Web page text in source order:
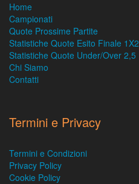
Home
Campionati
Quote Prossime Partite
Statistiche Quote Esito Finale 1X2
Statistiche Quote Under/Over 2,5
Chi Siamo
Contatti
Termini e Privacy
Termini e Condizioni
Privacy Policy
Cookie Policy